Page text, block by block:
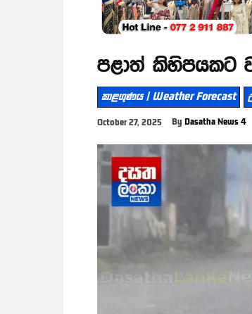
පළාත් කිහිපයකට
කාළගුණය | Weather Forecast
October 27, 2025 By Dasatha News 4